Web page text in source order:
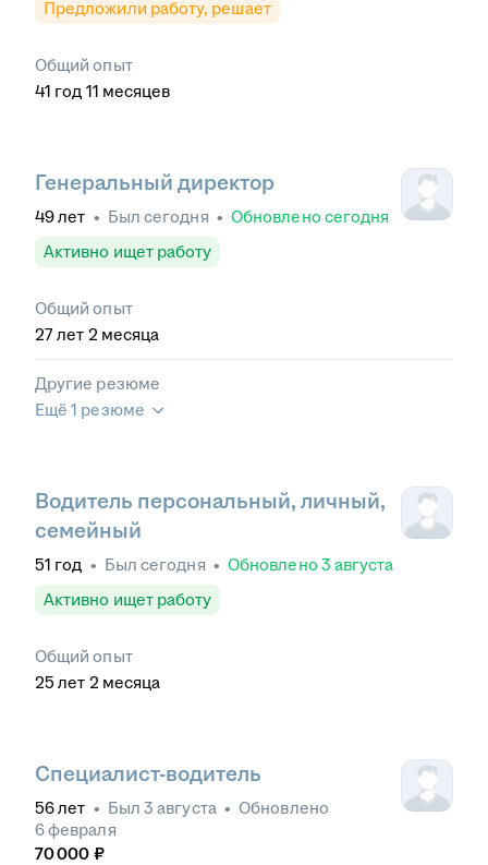
Предложили работу, решает
Общий опыт
41 год 11 месяцев
Генеральный директор
49лет • Был сегодня • Обновлено сегодня
Активно ищет работу
Общий опыт
27лет 2 месяца
Другие резюме
Ещё 1 резюме
Водитель персональный, личный,
семейный
51 год • Был сегодня • Обновлено 3 августа
Активно ищет работу
Общий опыт
25 лет 2 месяца
Специалист-водитель
56лет • Был 3 августа • Обновлено
6 февраля
70 000 ₽